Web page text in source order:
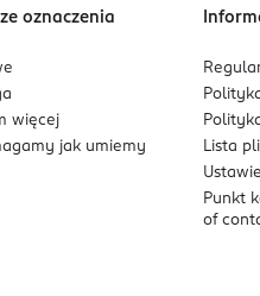
oznaczenia
więcej
jak umiemy
Lista
Punkt
of